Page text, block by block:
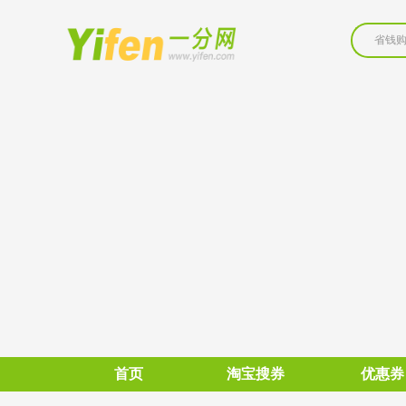
省钱购
首页 淘宝搜券 优惠券